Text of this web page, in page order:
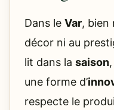
Dans le Var, bien
décor ni au
lit dans la saison
une forme d’
respecte le